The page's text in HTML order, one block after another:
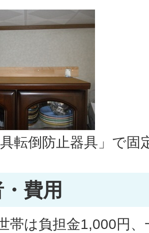
転倒防止器具」で固
費用
帯は負担金1,000円